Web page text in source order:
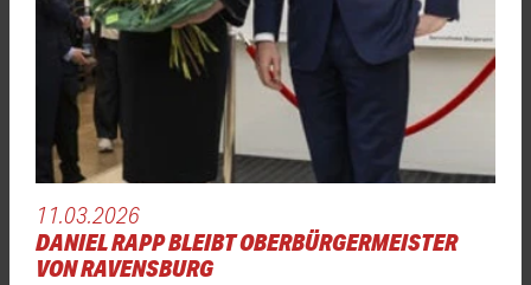
11.03.2026
DANIEL RAPP BLEIBT OBERBÜRGERMEISTER
VON RAVENSBURG